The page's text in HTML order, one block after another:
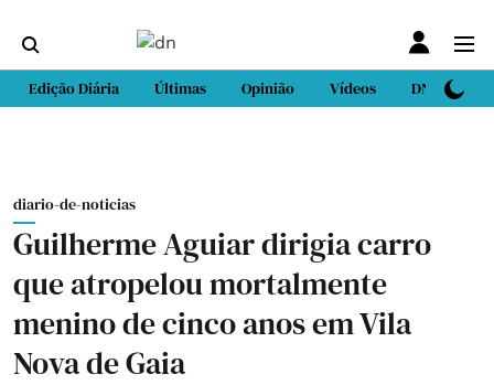
Edição Diária Últimas Opinião Vídeos DN Sport
diario-de-noticias
Guilherme Aguiar dirigia carro
que atropelou mortalmente
menino de cinco anos em Vila
Nova de Gaia